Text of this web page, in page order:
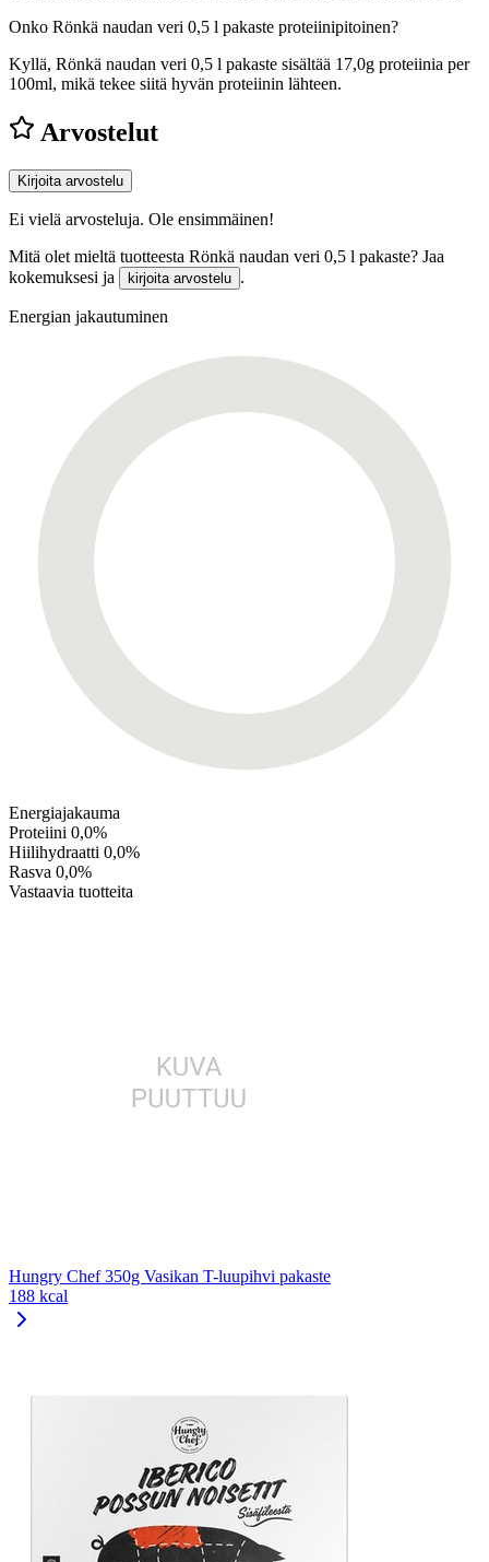
Onko Rönkä naudan veri 0,5 l pakaste proteiinipitoinen?
Kyllä, Rönkä naudan veri 0,5 l pakaste sisältää 17,0g proteiinia per
100ml, mikä tekee siitä hyvän proteiinin lähteen.
Arvostelut
Kirjoita arvostelu
Ei vielä arvosteluja. Ole ensimmäinen!
Mitä olet mieltä tuotteesta Rönkä naudan veri 0,5 l pakaste? Jaa
kokemuksesi ja
kirjoita arvostelu .
Energian jakautuminen
Energiajakauma
Proteiini 0,0%
Hiilihydraatti 0,0%
Rasva 0,0%
Vastaavia tuotteita
Hungry Chef 350g Vasikan T-luupihvi pakaste
188 kcal